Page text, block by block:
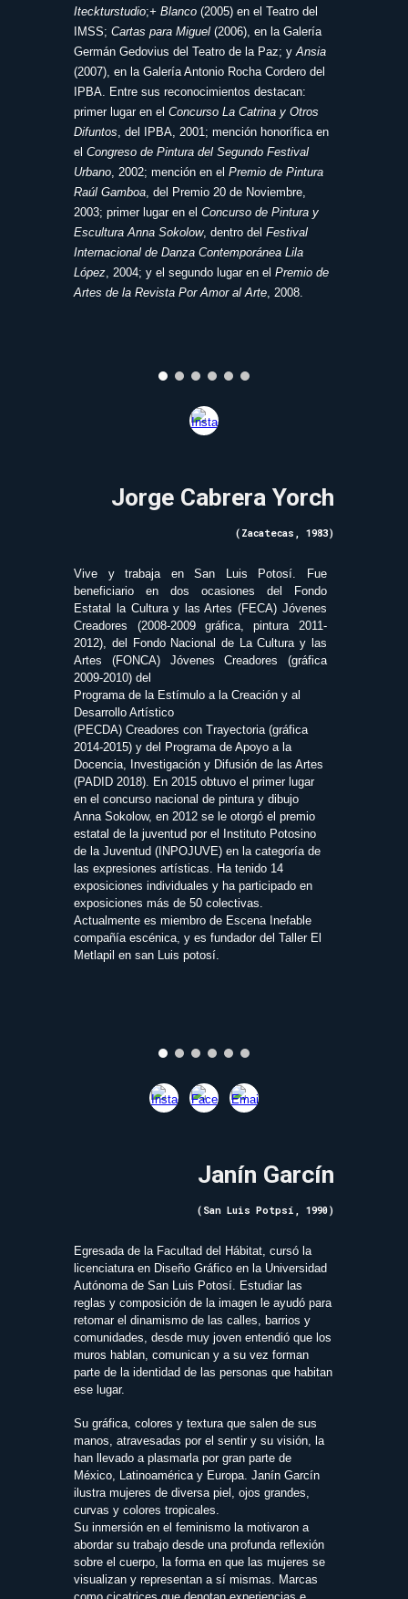
Iteckturstudio;+ Blanco (2005) en el Teatro del
IMSS;Cartas para Miguel (2006), en la Galería
Germán Gedovius del Teatro de la Paz; yAnsia
(2007), en la Galería Antonio Rocha Cordero del
IPBA. Entre sus reconocimientos destacan:
primer lugar en elConcurso La Catrina y Otros
Difuntos , del IPBA, 2001; mención honorífica en
elCongreso de Pintura del Segundo Festival
Urbano , 2002; mención en elPremio de Pintura
Raúl Gamboa , del Premio 20 de Noviembre,
2003; primer lugar en elConcurso de Pintura y
Escultura Anna Sokolow, dentro delFestival
Internacional de Danza Contemporánea Lila
López , 2004; y el segundo lugar en elPremio de
Artes de la Revista Por Amor al Arte , 2008.
Jorge Cabrera Yorch
(Zacatecas, 1983)
Vive y trabaja en San Luis Potosí. Fue
beneficiario en dos ocasiones del Fondo
Estatal la Cultura y las Artes (FECA) Jóvenes
Creadores (2008-2009 gráfica, pintura 2011-
2012), del Fondo Nacional de La Cultura y las
Artes (FONCA) Jóvenes Creadores (gráfica
2009-2010) del
Programa de la Estímulo a la Creación y al
Desarrollo Artístico
(PECDA) Creadores con Trayectoria (gráfica
2014-2015) y del Programa de Apoyo a la
Docencia, Investigación y Difusión de las Artes
(PADID 2018). En 2015 obtuvo el primer lugar
en el concurso nacional de pintura y dibujo
Anna Sokolow, en 2012 se le otorgó el premio
estatal de la juventud por el Instituto Potosino
de la Juventud (INPOJUVE) en la categoría de
las expresiones artísticas. Ha tenido 14
exposiciones individuales y ha participado en
exposiciones más de 50 colectivas.
Actualmente es miembro de Escena Inefable
compañía escénica, y es fundador del Taller El
Metlapil en san Luis potosí.
Janín Garcín
(San Luis Potpsí, 1990)
Egresada de la Facultad del Hábitat, cursó la
licenciatura en Diseño Gráfico en la Universidad
Autónoma de San Luis Potosí. Estudiar las
reglas y composición de la imagen le ayudó para
retomar el dinamismo de las calles, barrios y
comunidades, desde muy joven entendió que los
muros hablan, comunican y a su vez forman
parte de la identidad de las personas que habitan
ese lugar.
Su gráfica, colores y textura que salen de sus
manos, atravesadas por el sentir y su visión, la
han llevado a plasmarla por gran parte de
México, Latinoamérica y Europa. Janín Garcín
ilustra mujeres de diversa piel, ojos grandes,
curvas y colores tropicales.
Su inmersión en el feminismo la motivaron a
abordar su trabajo desde una profunda reflexión
sobre el cuerpo, la forma en que las mujeres se
visualizan y representan a sí mismas. Marcas